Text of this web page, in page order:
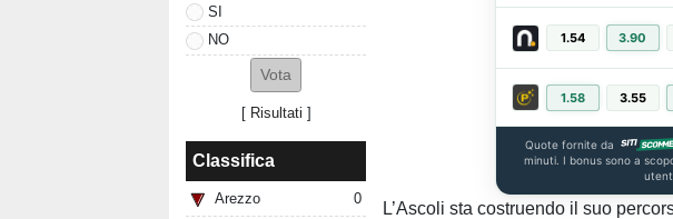
SI
NO
[ Risultati ]
Classifica
Arezzo
0
1.54 3.90
1.58 3.55
Quote fornite da
minuti. I bonus sono a
L’Ascoli sta costruendo il suo